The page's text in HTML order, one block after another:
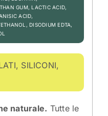
GUM, LACTIC ACID,
ACID,
DISODIUM EDTA,
SILICONI,
naturale. Tutte le